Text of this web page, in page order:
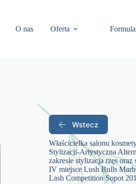
O nas Oferta
Wstecz
Właścicielka salonu
Stylizacji-Artystyczna
zakresie stylizacja rzęs
IV miejsce Lush Bulls
Lash Competition Sopot